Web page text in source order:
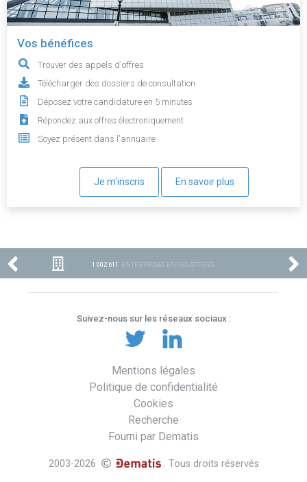
Vos bénéfices
Trouver des appels d'offres
Télécharger des dossiers de consultation
Déposez votre candidature en 5 minutes
Répondez aux offres électroniquement
Soyez présent dans l'annuaire
Je m'inscris En savoir plus
1 002 611 ENTREPRISES ENREGISTRÉES
Suivez-nous sur les réseaux sociaux :
Mentions légales
Politique de confidentialité
Cookies
Recherche
Fourni par Dematis
2003-2026 . Tous droits réservés